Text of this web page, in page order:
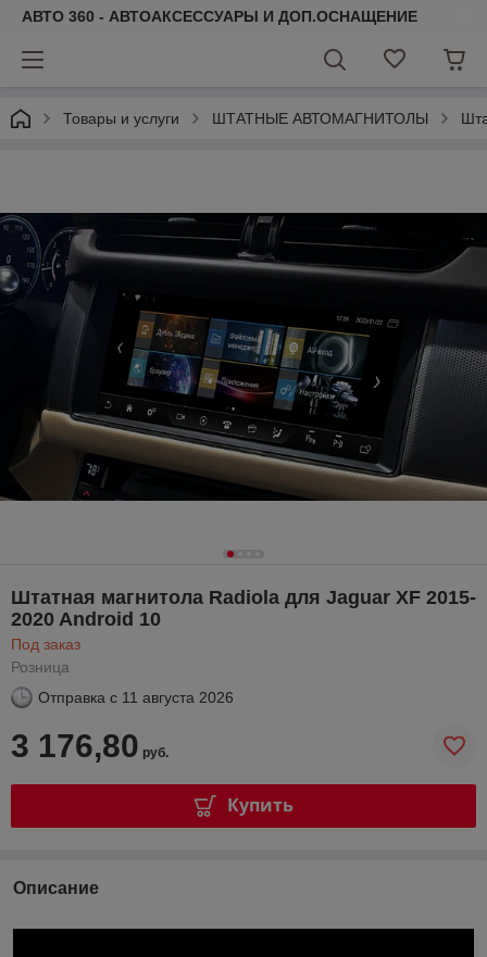
АВТО 360 - АВТОАКСЕССУАРЫ И ДОП.ОСНАЩЕНИЕ
Товары и услуги ШТАТНЫЕ АВТОМАГНИТОЛЫ
Штатная магнитола Radiola для Jaguar XF 2015-
2020 Android 10
Под заказ
Розница
Отправка с 11 августа 2026
3 176,80 руб.
Купить
Описание